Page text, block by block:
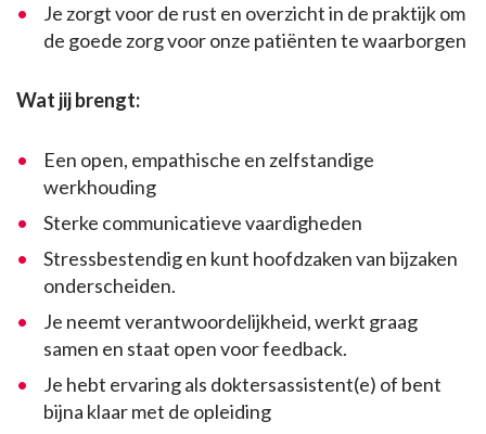
Je zorgt voor de rust en overzicht in de praktijk om
de goede zorg voor onze patiënten te waarborgen
Wat jij brengt:
Een open, empathische en zelfstandige
werkhouding
Sterke communicatieve vaardigheden
Stressbestendig en kunt hoofdzaken van bijzaken
onderscheiden.
Je neemt verantwoordelijkheid, werkt graag
samen en staat open voor feedback.
Je hebt ervaring als doktersassistent(e) of bent
bijna klaar met de opleiding